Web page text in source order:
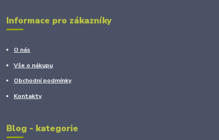
Informace pro zákazníky
O nás
Vše o nákupu
Obchodní podmínky
Kontakty
Blog - kategorie